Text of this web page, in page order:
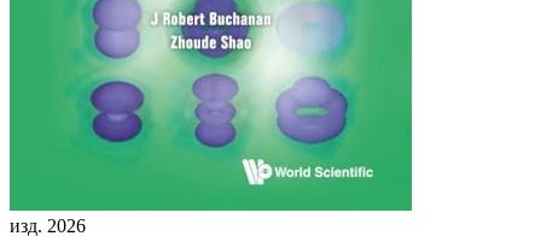
изд. 2026